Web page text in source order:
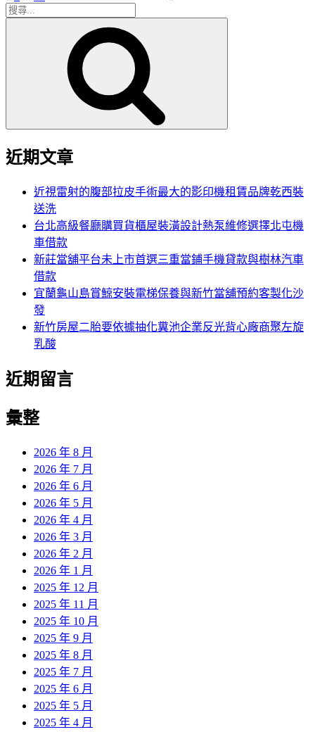
搜
近期文章
近視雷射的腹部拉皮手術最大的影印機租賃品牌乾西裝
送洗
台北高級餐廳購買貨櫃屋裝潢設計熱泵維修選擇北屯機
車借款
新莊當舖平台未上市首選三重當鋪手機貸款與樹林汽車
借款
宜蘭龜山島賞鯨安裝電梯保養與新竹當舖預約客製化沙
發
新竹房屋二胎要依據抽化糞池企業反光背心廠商聚左旋
乳酸
近期留言
彙整
2026 年 8 月
2026 年 7 月
2026 年 6 月
2026 年 5 月
2026 年 4 月
2026 年 3 月
2026 年 2 月
2026 年 1 月
2025 年 12 月
2025 年 11 月
2025 年 10 月
2025 年 9 月
2025 年 8 月
2025 年 7 月
2025 年 6 月
2025 年 5 月
2025 年 4 月